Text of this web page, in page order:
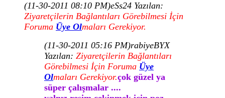
(11-30-2011 08:10 PM)eSs24 Yazılan:
Ziyaretçilerin Bağlantıları Görebilmesi İçin
Foruma Üye Olmaları Gerekiyor.
(11-30-2011 05:16 PM)rabiyeBYX
Yazılan: Ziyaretçilerin Bağlantıları
Görebilmesi İçin Foruma Üye
Olmaları Gerekiyor.çok güzel ya
süper çalışmalar ....